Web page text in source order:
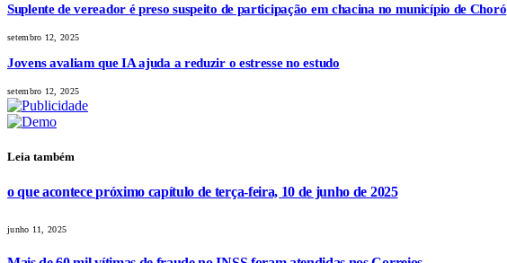
Suplente de vereador é preso suspeito de participação em chacina no município de Choró
setembro 12, 2025
Jovens avaliam que IA ajuda a reduzir o estresse no estudo
setembro 12, 2025
Leia também
o que acontece próximo capítulo de terça-feira, 10 de junho de 2025
junho 11, 2025